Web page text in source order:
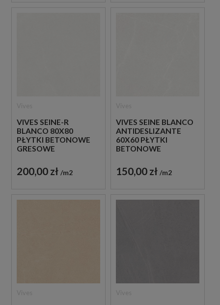
VIVES SEINE-R
BLANCO 80X80
PŁYTKI BETONOWE
GRESOWE
200,00 zł m2
VIVES SEINE BLANCO
ANTIDESLIZANTE
60X60 PŁYTKI
BETONOWE
150,00 zł m2